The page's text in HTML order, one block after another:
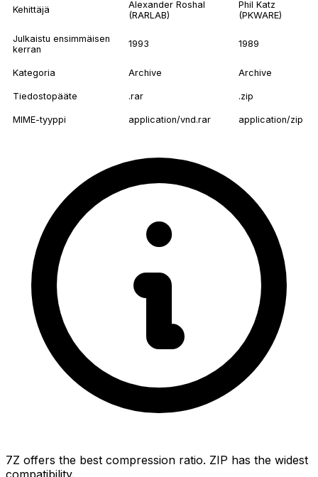
Kehittäjä
Alexander Roshal
(RARLAB)
Phil Katz
(PKWARE)
Julkaistu ensimmäisen
kerran
1993 1989
Kategoria Archive Archive
Tiedostopääte .rar .zip
MIME-tyyppi application/vnd.rar application/zip
7Z offers the best compression ratio. ZIP has the widest